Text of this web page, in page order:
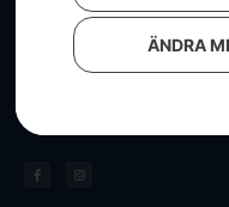
ÄNDRA
Hos oss får du alltid
Besök oss för allt kring